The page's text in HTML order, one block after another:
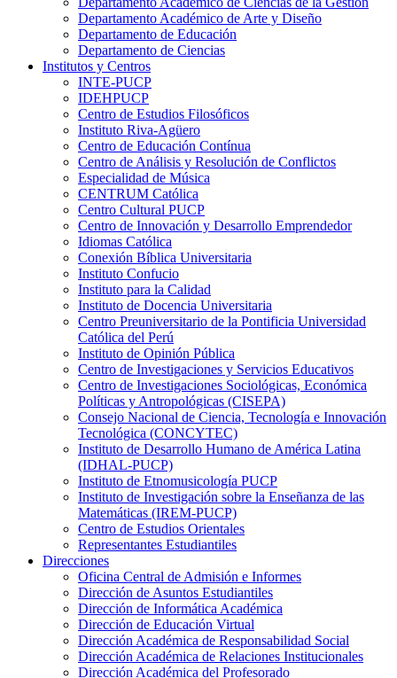
Departamento Académico de Arte y Diseño
Departamento de Educación
Departamento de Ciencias
Institutos y Centros
INTE-PUCP
IDEHPUCP
Centro de Estudios Filosóficos
Instituto Riva-Agüero
Centro de Educación Contínua
Centro de Análisis y Resolución de Conflictos
Especialidad de Música
CENTRUM Católica
Centro Cultural PUCP
Centro de Innovación y Desarrollo Emprendedor
Idiomas Católica
Conexión Bíblica Universitaria
Instituto Confucio
Instituto para la Calidad
Instituto de Docencia Universitaria
Centro Preuniversitario de la Pontificia Universidad
Católica del Perú
Instituto de Opinión Pública
Centro de Investigaciones y Servicios Educativos
Centro de Investigaciones Sociológicas, Económica
Políticas y Antropológicas (CISEPA)
Consejo Nacional de Ciencia, Tecnología e Innovación
Tecnológica (CONCYTEC)
Instituto de Desarrollo Humano de América Latina
(IDHAL-PUCP)
Instituto de Etnomusicología PUCP
Instituto de Investigación sobre la Enseñanza de las
Matemáticas (IREM-PUCP)
Centro de Estudios Orientales
Representantes Estudiantiles
Direcciones
Oficina Central de Admisión e Informes
Dirección de Asuntos Estudiantiles
Dirección de Informática Académica
Dirección de Educación Virtual
Dirección Académica de Responsabilidad Social
Dirección Académica de Relaciones Institucionales
Dirección Académica del Profesorado